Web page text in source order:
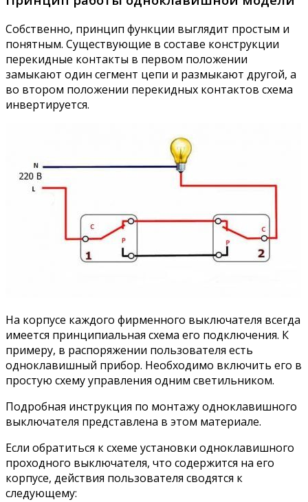
Собственно, принцип функции выглядит простым и
понятным. Существующие в составе конструкции
перекидные контакты в первом положении
замыкают один сегмент цепи и размыкают другой, а
во втором положении перекидных контактов схема
инвертируется.
На корпусе каждого фирменного выключателя всегда
имеется принципиальная схема его подключения. К
примеру, в распоряжении пользователя есть
одноклавишный прибор. Необходимо включить его в
простую схему управления одним светильником.
Подробная инструкция по монтажу одноклавишного
выключателя представлена в этом материале.
Если обратиться к схеме установки одноклавишного
проходного выключателя, что содержится на его
корпусе, действия пользователя сводятся к
следующему: